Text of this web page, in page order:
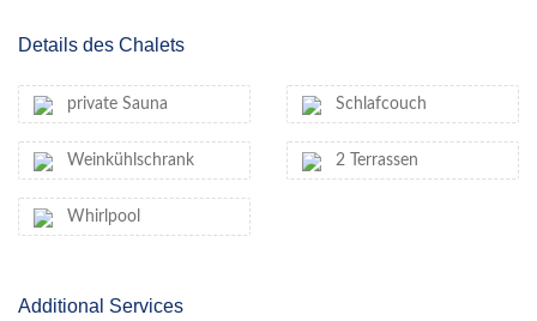
Details des Chalets
private Sauna Schlafcouch
Weinkühlschrank 2 Terrassen
Whirlpool
Additional Services